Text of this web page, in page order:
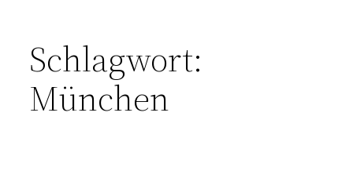
Schlagwort:
München